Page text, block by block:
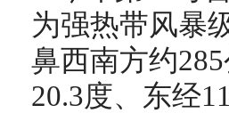
为强热带风暴
鼻西南方约
20.3度、东经